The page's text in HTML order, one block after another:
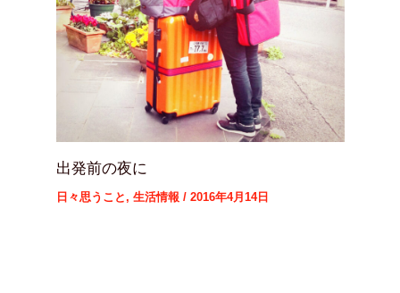
出発前の夜に
日々思うこと , 生活情報 / 2016年4月14日